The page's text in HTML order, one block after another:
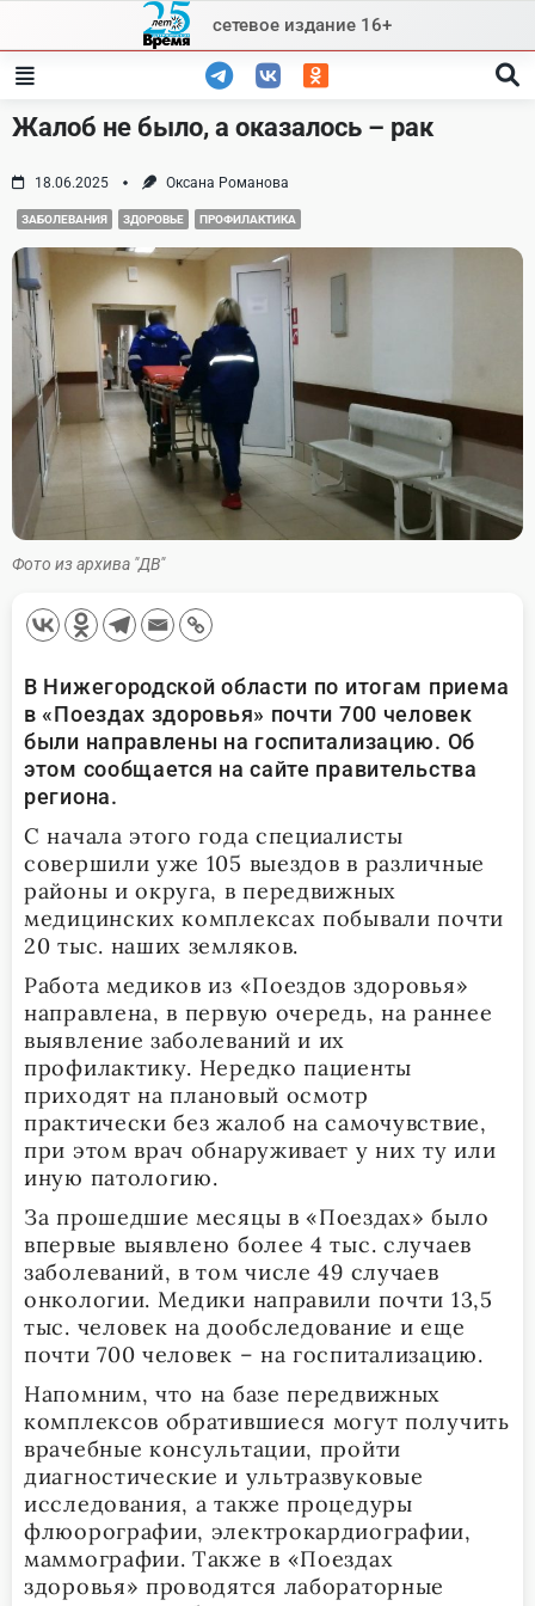
content
сетевое издание 16+
Жалоб не было, а оказалось – рак
18.06.2025 Оксана Романова
ЗАБОЛЕВАНИЯ ЗДОРОВЬЕ ПРОФИЛАКТИКА
Фото из архива "ДВ"
В Нижегородской области по итогам приема
в «Поездах здоровья» почти 700 человек
были направлены на госпитализацию. Об
этом сообщается на сайте правительства
региона.
С начала этого года специалисты
совершили уже 105 выездов в различные
районы и округа, в передвижных
медицинских комплексах побывали почти
20 тыс. наших земляков.
Работа медиков из «Поездов здоровья»
направлена, в первую очередь, на раннее
выявление заболеваний и их
профилактику. Нередко пациенты
приходят на плановый осмотр
практически без жалоб на самочувствие,
при этом врач обнаруживает у них ту или
иную патологию.
За прошедшие месяцы в «Поездах» было
впервые выявлено более 4 тыс. случаев
заболеваний, в том числе 49 случаев
онкологии. Медики направили почти 13,5
тыс. человек на дообследование и еще
почти 700 человек – на госпитализацию.
Напомним, что на базе передвижных
комплексов обратившиеся могут получить
врачебные консультации, пройти
диагностические и ультразвуковые
исследования, а также процедуры
флюорографии, электрокардиографии,
маммографии. Также в «Поездах
здоровья» проводятся лабораторные